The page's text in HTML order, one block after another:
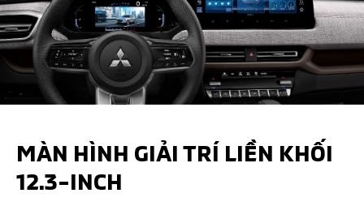
MÀN HÌNH GIẢI TRÍ LIỀN KHỐI
12.3-INCH